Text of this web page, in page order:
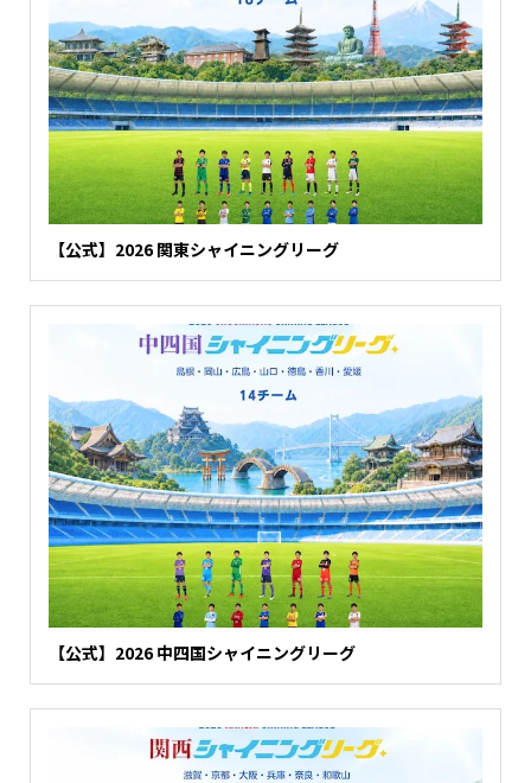
【公式】2026 関東シャイニングリーグ
【公式】2026 中四国シャイニングリーグ